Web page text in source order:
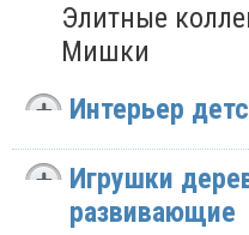
Элитные
Мишки
Интерьер
Игрушки
развивающие